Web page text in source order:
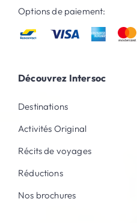
Options de paiement:
Découvrez Intersoc
Destinations
Activités Original
Récits de voyages
Réductions
Nos brochures